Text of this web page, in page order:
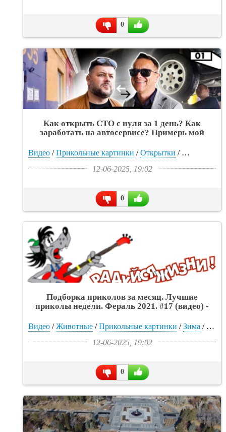
0
Как открыть СТО с нуля за 1 день? Как
заработать на автосервисе? Примерь мой
Видео /Прикольные картинки /Открытки / Автомобили
12-06-2025, 19:02
0
Подборка приколов за месяц. Лучшие
приколы недели. Фераль 2021. #17 (видео) -
Видео /Животные /Прикольные картинки /Зима /
12-06-2025, 19:02
0